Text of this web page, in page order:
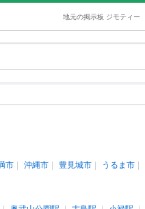
地元の掲示板 ジモティー
市 沖縄市 豊見城市 うるま市